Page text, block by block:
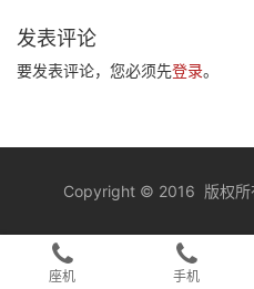
发表评论
要发表评论，您必须先登录。
Copyright © 2016 版权所
座机 手机